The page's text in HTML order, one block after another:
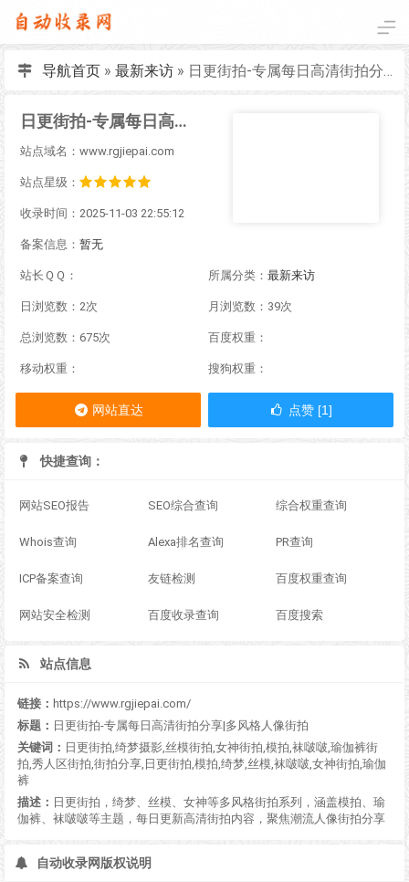
导航首页» 最新来访» 日更街拍-专属每日高清街拍分享|多风格人像街拍
日更街拍-专属每日高清街拍分享|多风格人像街拍
站点域名：www.rgjiepai.com
站点星级：
收录时间：2025-11-03 22:55:12
备案信息： 暂无
站长ＱＱ： 所属分类： 最新来访
日浏览数：2次 月浏览数：39次
总浏览数：675次 百度权重：
移动权重： 搜狗权重：
网站直达 点赞 [1]
快捷查询：
网站SEO报告 SEO综合查询 综合权重查询
Whois查询 Alexa排名查询 PR查询
ICP备案查询 友链检测 百度权重查询
网站安全检测 百度收录查询 百度搜索
站点信息
链接： https://www.rgjiepai.com/
标题： 日更街拍-专属每日高清街拍分享|多风格人像街拍
关键词： 日更街拍,绮梦摄影,丝模街拍,女神街拍,模拍,袜啵啵,瑜伽裤街
拍,秀人区街拍,街拍分享,日更街拍,模拍,绮梦,丝模,袜啵啵,女神街拍,瑜伽
裤
描述： 日更街拍，绮梦、丝模、女神等多风格街拍系列，涵盖模拍、瑜
伽裤、袜啵啵等主题，每日更新高清街拍内容，聚焦潮流人像街拍分享
自动收录网版权说明